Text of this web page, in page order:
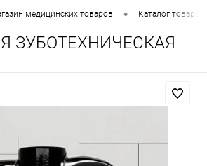
медицинских товаров • Каталог товаров
ЗУБОТЕХНИЧЕСКАЯ